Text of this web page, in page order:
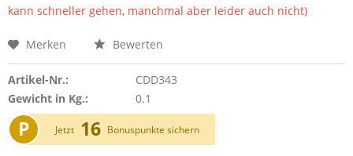
kann schneller gehen, manchmal aber leider auch nicht)
Merken Bewerten
Artikel-Nr.:
CDD343
Gewicht in Kg.:
0.1
P Jetzt 16 Bonuspunkte sichern